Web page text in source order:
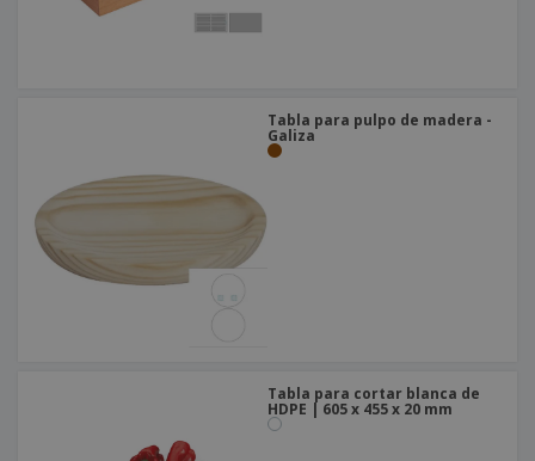
Tabla para pulpo de madera -
Galiza
Tabla para cortar blanca de
HDPE | 605 x 455 x 20 mm